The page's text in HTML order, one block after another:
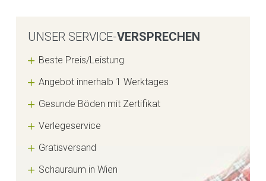
UNSER SERVICE-VERSPRECHEN
Beste Preis/Leistung
Angebot innerhalb 1 Werktages
Gesunde Böden mit Zertifikat
Verlegeservice
Gratisversand
Schauraum in Wien